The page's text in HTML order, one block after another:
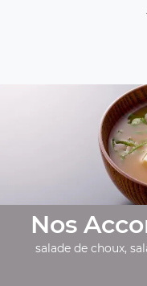
Nos
salade de choux,